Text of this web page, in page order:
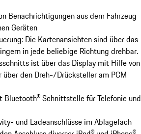
Benachrichtigungen aus dem Fahrzeug
Geräten
Die Kartenansichten sind über das
in jede beliebige Richtung drehbar.
ist über das Display mit Hilfe von
den Dreh-/Drücksteller am PCM
Schnittstelle für Telefonie und
und Ladeanschlüsse im Ablagefach